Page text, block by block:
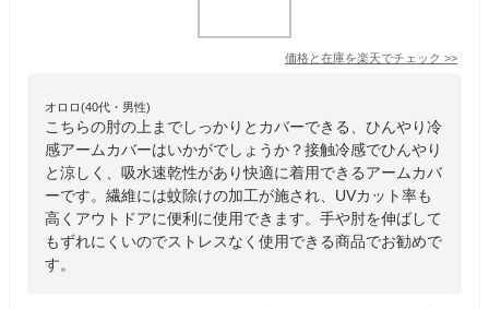
価格と在庫を楽天でチェック >>
オロロ(40代・男性)
こちらの肘の上までしっかりとカバーできる、ひんやり冷
感アームカバーはいかがでしょうか？接触冷感でひんやり
と涼しく、吸水速乾性があり快適に着用できるアームカバ
ーです。繊維には蚊除けの加工が施され、UVカット率も
高くアウトドアに便利に使用できます。手や肘を伸ばして
もずれにくいのでストレスなく使用できる商品でお勧めで
す。